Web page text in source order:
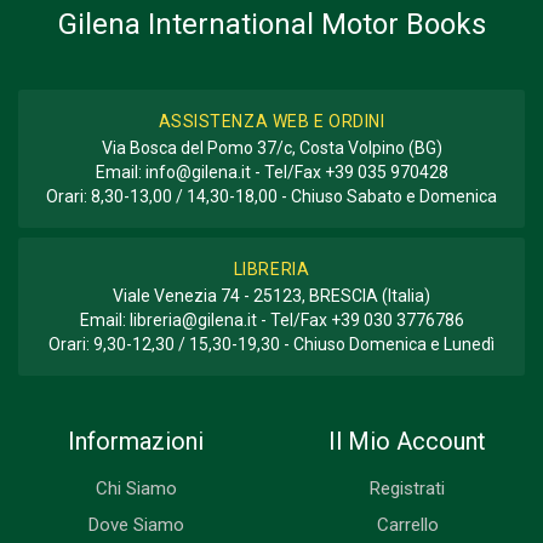
Gilena International Motor Books
ASSISTENZA WEB E ORDINI
Via Bosca del Pomo 37/c, Costa Volpino (BG)
Email: info@gilena.it- Tel/Fax +39 035 970428
Orari: 8,30-13,00 / 14,30-18,00 - Chiuso Sabato e Domenica
LIBRERIA
Viale Venezia 74 - 25123, BRESCIA (Italia)
Email: libreria@gilena.it- Tel/Fax +39 030 3776786
Orari: 9,30-12,30 / 15,30-19,30 - Chiuso Domenica e Lunedì
Informazioni
Chi Siamo
Dove Siamo
Il Mio Account
Registrati
Carrello